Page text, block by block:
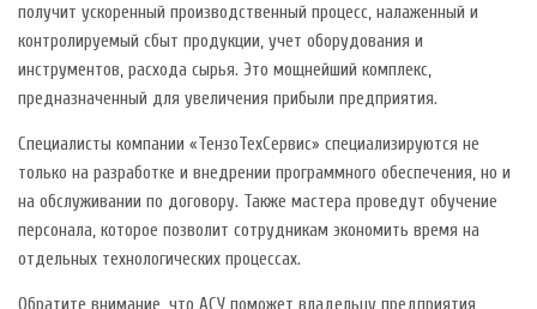
получит ускоренный производственный процесс, налаженный и
контролируемый сбыт продукции, учет оборудования и
инструментов, расхода сырья. Это мощнейший комплекс,
предназначенный для увеличения прибыли предприятия.
Специалисты компании «ТензоТехСервис» специализируются не
только на разработке и внедрении программного обеспечения, но и
на обслуживании по договору. Также мастера проведут обучение
персонала, которое позволит сотрудникам экономить время на
отдельных технологических процессах.
Обратите внимание, что АСУ поможет владельцу предприятия